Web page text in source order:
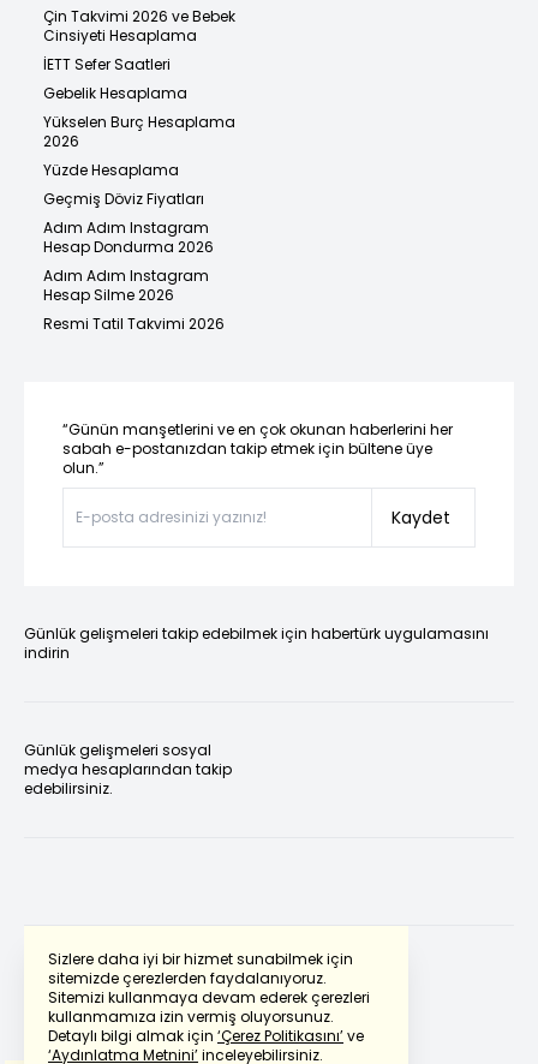
Sizlere daha iyi bir hizmet sunabilmek için
sitemizde çerezlerden faydalanıyoruz.
Sitemizi kullanmaya devam ederek çerezleri
kullanmamıza izin vermiş oluyorsunuz.
Detaylı bilgi almak için ‘Çerez Politikasını’ve
‘Aydınlatma Metnini’inceleyebilirsiniz.
Çin Takvimi 2026 ve Bebek
Cinsiyeti Hesaplama
İETT Sefer Saatleri
Gebelik Hesaplama
Yükselen Burç Hesaplama
2026
Yüzde Hesaplama
Geçmiş Döviz Fiyatları
Adım Adım Instagram
Hesap Dondurma 2026
Adım Adım Instagram
Hesap Silme 2026
Resmi Tatil Takvimi 2026
“Günün manşetlerini ve en çok okunan haberlerini her
sabah e-postanızdan takip etmek için bültene üye
olun.”
Kaydet
Günlük gelişmeleri takip edebilmek için habertürk uygulamasını
indirin
Günlük gelişmeleri sosyal
medya hesaplarından takip
edebilirsiniz.
Powered by Translate